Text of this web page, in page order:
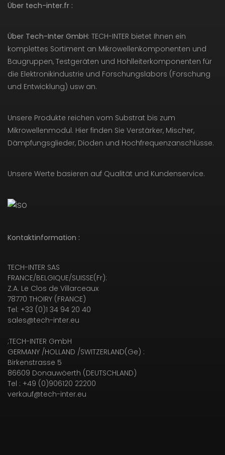
Über tech-inter.fr :
Über Tech-Inter GmbH: TECH-INTER bietet Ihnen ein
komplettes Sortiment an Mikrowellenkomponenten und
Baugruppen, Testgeräten und Hohlleiterkomponenten für
die Elektronikindustrie und Forschungslabors (Forschung
und Entwicklung) usw an.
Unsere Produkte reichen vom Substrat bis zum
Mikrowellenmodul. Hier finden Sie Verstärker, Mischer,
Dämpfungsglieder, Dioden und Hochfrequenzanschlüsse.
Unsere Werte basieren auf Qualität und Kundenservice.
Kontaktinformation :
TECH-INTER SAS
FRANCE/BELGIQUE/SUISSE(Fr):
Z.A. Le Clos de Villarceaux
78770 THOIRY (FRANCE)
Tel: +33 (0)1 34 94 20 40
sales@tech-inter.eu
;TECH-INTER GmbH
GERMANY /HOLLAND /SWITZERLAND(Ge) :
Birkenstrasse 5
86609 Donauwöerth (DEUTSCHLAND)
Tel : +49 (0)906120 22200
verkauf@tech-inter.eu